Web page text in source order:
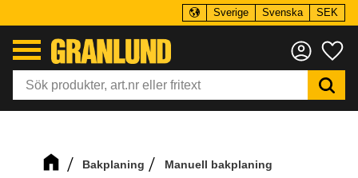
Sverige Svenska SEK
Bakplaning
Manuell bakplaning